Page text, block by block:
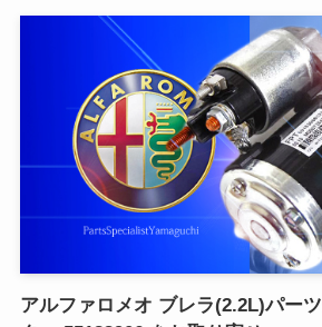
アルファロメオ ブレラ(2.2L)パー